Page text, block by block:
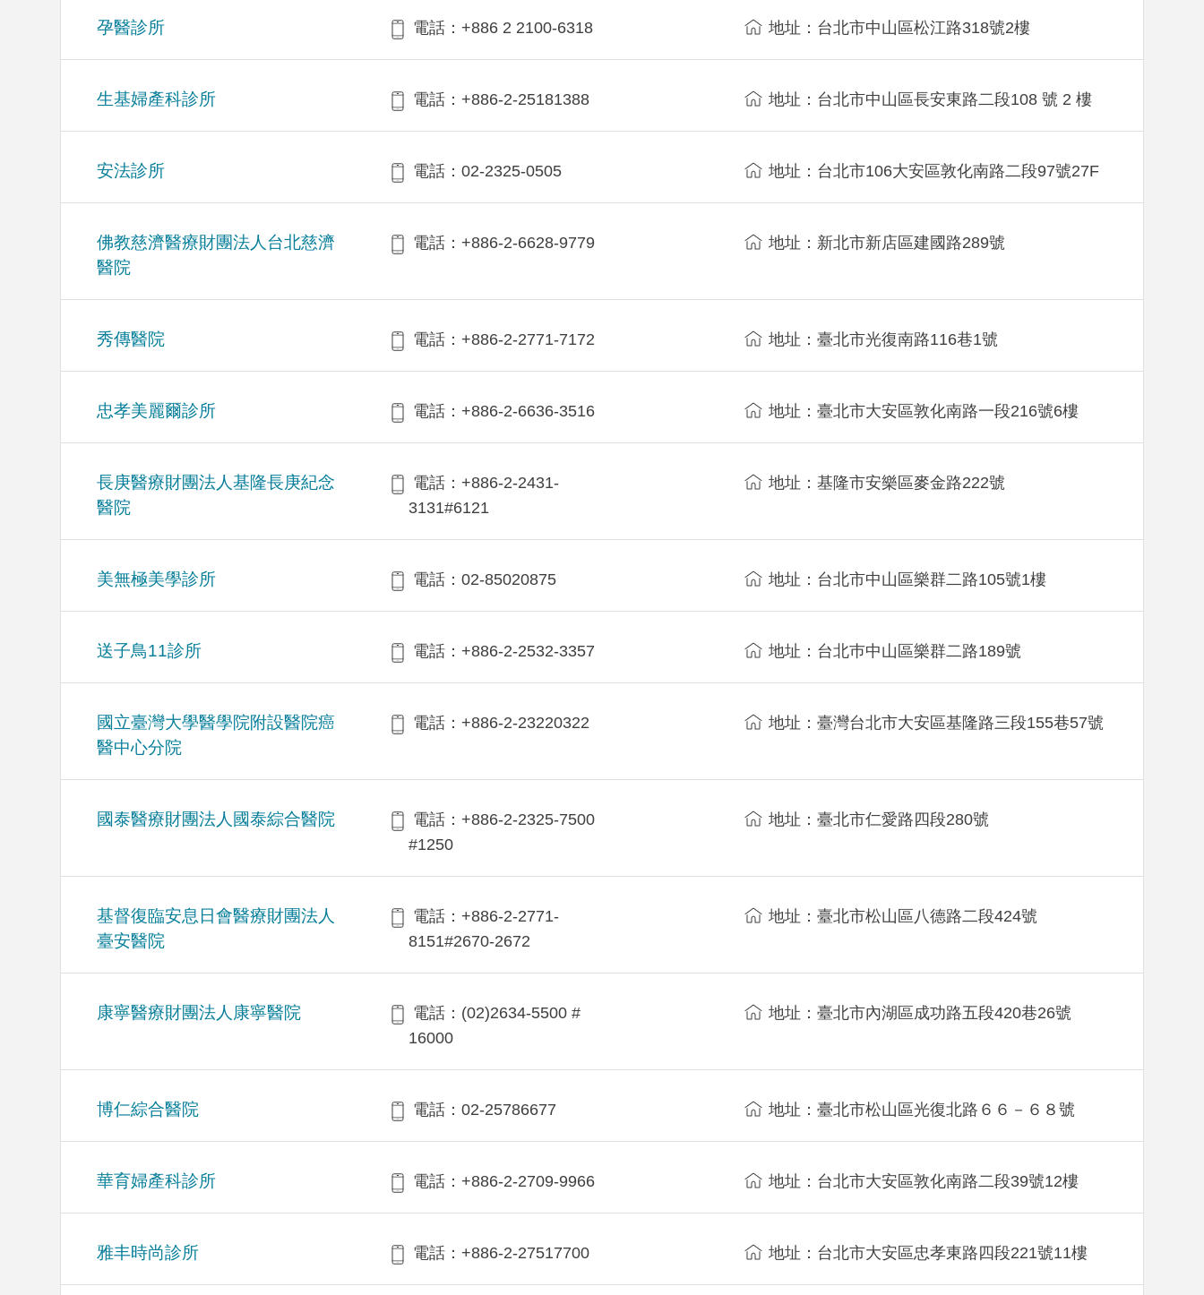
孕醫診所 電話：+886 2 2100-6318 地址：台北市中山區松江路318號2樓
生基婦產科診所 電話：+886-2-25181388 地址：台北市中山區長安東路二段108 號 2 樓
安法診所 電話：02-2325-0505 地址：台北市106大安區敦化南路二段97號27F
佛教慈濟醫療財團法人台北慈濟
醫院
電話：+886-2-6628-9779 地址：新北市新店區建國路289號
秀傳醫院 電話：+886-2-2771-7172 地址：臺北市光復南路116巷1號
忠孝美麗爾診所 電話：+886-2-6636-3516 地址：臺北市大安區敦化南路一段216號6樓
長庚醫療財團法人基隆長庚紀念
醫院
電話：+886-2-2431-
3131#6121
地址：基隆市安樂區麥金路222號
美無極美學診所 電話：02-85020875 地址：台北市中山區樂群二路105號1樓
送子鳥11診所 電話：+886-2-2532-3357 地址：台北巿中山區樂群二路189號
國立臺灣大學醫學院附設醫院癌
醫中心分院
電話：+886-2-23220322 地址：臺灣台北市大安區基隆路三段155巷57號
國泰醫療財團法人國泰綜合醫院
電話：+886-2-2325-7500
#1250
地址：臺北市仁愛路四段280號
基督復臨安息日會醫療財團法人
臺安醫院
電話：+886-2-2771-
8151#2670-2672
地址：臺北市松山區八德路二段424號
康寧醫療財團法人康寧醫院
電話：(02)2634-5500 #
16000
地址：臺北市內湖區成功路五段420巷26號
博仁綜合醫院 電話：02-25786677 地址：臺北市松山區光復北路６６－６８號
華育婦產科診所 電話：+886-2-2709-9966 地址：台北市大安區敦化南路二段39號12樓
雅丰時尚診所 電話：+886-2-27517700 地址：台北市大安區忠孝東路四段221號11樓